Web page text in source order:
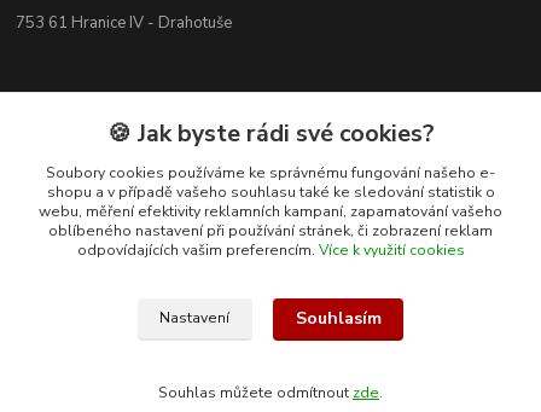
753 61 Hranice IV - Drahotuše
🍪 Jak byste rádi své cookies?
Soubory cookies používáme ke správnému fungování našeho e-
shopu a v případě vašeho souhlasu také ke sledování statistik o
webu, měření efektivity reklamních kampaní, zapamatování vašeho
oblíbeného nastavení při používání stránek, či zobrazení reklam
odpovídajících vašim preferencím. Více k využití cookies
Nastavení Souhlasím
Souhlas můžete odmítnout zde.